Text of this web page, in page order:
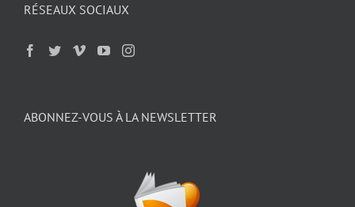
RÉSEAUX SOCIAUX
ABONNEZ-VOUS À LA NEWSLETTER